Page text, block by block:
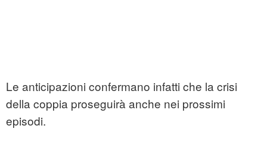
Le anticipazioni confermano infatti che la crisi
della coppia proseguirà anche nei prossimi
episodi.